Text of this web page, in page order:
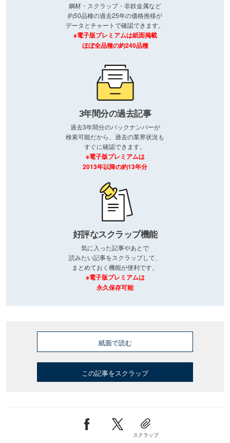
鋼材・スクラップ・非鉄金属など
約50品種の過去25年の価格推移が
データとチャートで確認できます。
※電子版プレミアムは紙面掲載
ほぼ全品種の約240品種
3年間分の過去記事
過去3年間分のバックナンバーが
検索可能だから、過去の業界状況も
すぐに確認できます。
※電子版プレミアムは
2013年以降の約13年分
好評なスクラップ機能
気に入った記事やあとで
読みたい記事をスクラップして、
まとめておく機能が便利です。
※電子版プレミアムは
永久保存可能
紙面で読む
この記事をスクラップ
スクラップ